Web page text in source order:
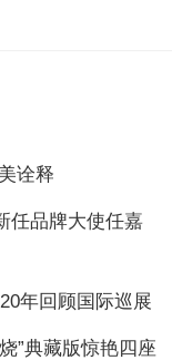
诠释
品牌大使任嘉
年回顾国际巡展
”典藏版惊艳四座